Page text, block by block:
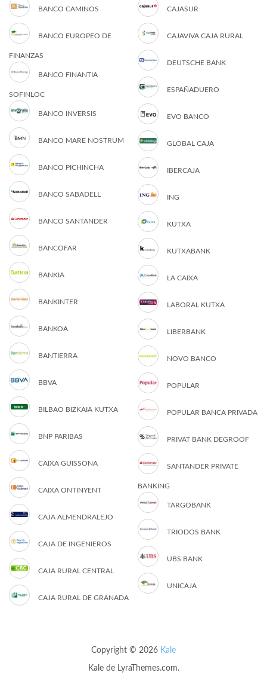
BANCO CAMINOS
BANCO EUROPEO DE
FINANZAS
BANCO FINANTIA
SOFINLOC
BANCO INVERSIS
BANCO MARE NOSTRUM
BANCO PICHINCHA
BANCO SABADELL
BANCO SANTANDER
BANCOFAR
BANKIA
BANKINTER
BANKOA
BANTIERRA
BBVA
BILBAO BIZKAIA KUTXA
BNP PARIBAS
CAIXA GUISSONA
CAIXA ONTINYENT
CAJA ALMENDRALEJO
CAJA DE INGENIEROS
CAJA RURAL CENTRAL
CAJA RURAL DE GRANADA
CAJASUR
CAJAVIVA CAJA RURAL
DEUTSCHE BANK
ESPAÑADUERO
EVO BANCO
GLOBAL CAJA
IBERCAJA
ING
KUTXA
KUTXABANK
LA CAIXA
LABORAL KUTXA
LIBERBANK
NOVO BANCO
POPULAR
POPULAR BANCA PRIVADA
PRIVAT BANK DEGROOF
SANTANDER PRIVATE
BANKING
TARGOBANK
TRIODOS BANK
UBS BANK
UNICAJA
Copyright © 2026 Kale
Kalede LyraThemes.com.